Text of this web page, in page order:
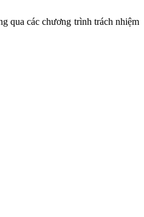
qua các chương trình trách nhiệm